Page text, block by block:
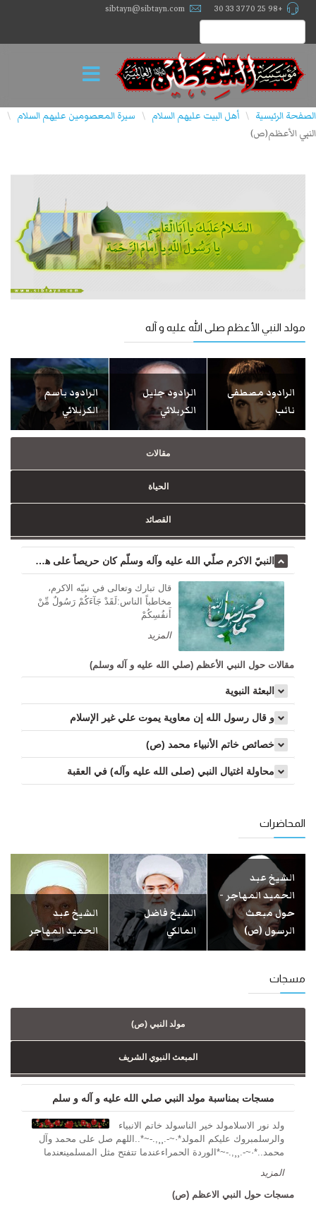
+98 25 3770 33 30
sibtayn@sibtayn.com
الصفحة الرئيسية \ أهل البيت عليهم السلام \ سيرة المعصومين عليهم السلام \
النبي الأعظم(ص)
مولد النبي الأعظم صلى الله عليه و آله
الرادود مصطفى
نائب
الرادود جليل
الكربلائي
الرادود باسم
الكربلائي
مقالات
الحياة
القصائد
النبي‌ّ الاكرم‌ صلّي‌ الله‌ علیه‌ وآله‌ وسلّم‌ كان‌ حريصاً علی‌ هداية‌ الناس‌ ...
قال‌ تبارك‌ وتعالی‌ في‌ نبيّه‌ الاكرم‌،
مخاطباً الناس‌:لَقَدْ جَآءَكُمْ رَسُولٌ مِّنْ
أَنفُسِكُمْ
المزید
مقالات حول النبي الأعظم (صلي الله عليه و آله وسلم)
البعثة النبوية
و قال رسول الله إن معاوية يموت علي غير الإسلام
خصائص خاتم الأنبياء محمد (ص)
محاولة اغتيال النبي (صلى الله عليه وآله) في العقبة
المحاضرات
الشيخ عبد
الحميد المهاجر -
حول مبعث
الرسول (ص)
الشيخ فاضل
المالكي
الشيخ عبد
الحميد المهاجر
مسجات
مولد النبي (ص)
المبعث النبوي الشريف
مسجات بمناسبة مولد النبي صلي الله عليه و آله و سلم
ولد نور الاسلامولد خير الناسولد خاتم الانبياء
والرسلمبروك عليكم المولد*·~-.¸¸,.-~*..اللهم صل على محمد وآل
محمد..*·~-.¸¸,.-~*الوردة الحمراءعندما تتفتح مثل المسلمينعندما
المزید
مسجات حول النبي الاعظم (ص)